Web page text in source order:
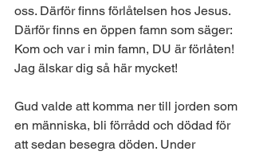
oss. Därför finns förlåtelsen hos Jesus.
Därför finns en öppen famn som säger:
Kom och var i min famn, DU är förlåten!
Jag älskar dig så här mycket!
Gud valde att komma ner till jorden som
en människa, bli förrådd och dödad för
att sedan besegra döden. Under